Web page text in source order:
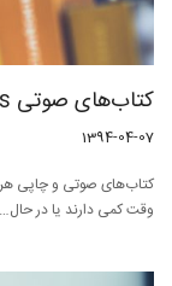
کتاب‌های صوتی vs کتاب‌های چاپی
1394-04-07
کتاب‌های صوتی و چاپی هر
وقت کمی دارند یا در حال…